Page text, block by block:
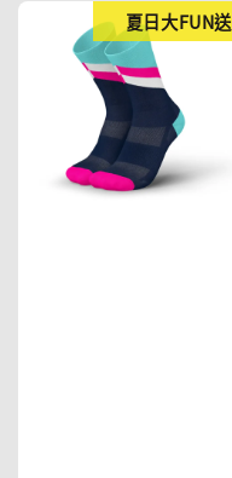
夏日大FUN送